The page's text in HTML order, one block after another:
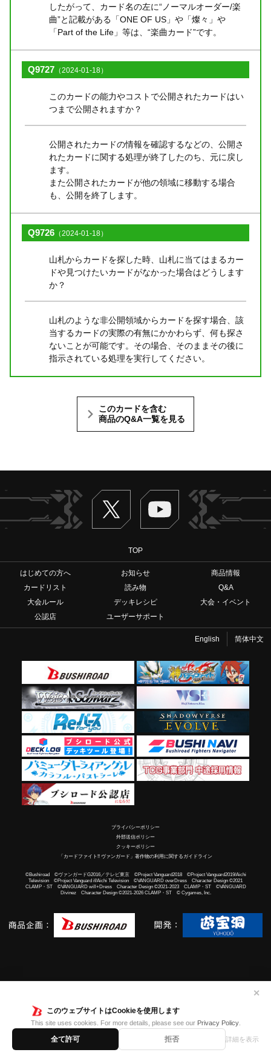
このウェブサイトはCookieを使用します
This site uses cookies. For more details, please see our Privacy Policy.
全て許可 拒否 詳細を表示
✕
したがって、カード名の左に“ノーマルオーダー/楽
曲”と記載がある「ONE OF US」や「燦々」や
「Part of the Life」等は、“楽曲カード”です。
Q9727 （2024-01-18）
このカードの能力やコストで公開されたカードはい
つまで公開されますか？
公開されたカードの情報を確認するなどの、公開さ
れたカードに関する処理が終了したのち、元に戻し
ます。
また公開されたカードが他の領域に移動する場合
も、公開を終了します。
Q9726 （2024-01-18）
山札からカードを探した時、山札に当てはまるカー
ドや見つけたいカードがなかった場合はどうします
か？
山札のような非公開領域からカードを探す場合、該
当するカードの実際の有無にかかわらず、何も探さ
ないことが可能です。その場合、そのままその後に
指示されている処理を実行してください。
このカードを含む
商品のQ&A一覧を見る
Twitter ヴァンガードch
TOP
はじめての方へ お知らせ
商品情報
カードリスト
読み物
Q&A
大会ルール
デッキレシピ
大会・イベント
公認店
ユーザーサポート
English 简体中文
プライバシーポリシー
外部送信ポリシー
クッキーポリシー
「カードファイト!! ヴァンガード」著作物の利用に関するガイドライン
©Bushiroad ©ヴァンガードG2016／テレビ東京 ©Project Vanguard2018 ©Project Vanguard2019/Aichi
Television ©Project Vanguard if/Aichi Television ©VANGUARD overDress Character Design ©2021
CLAMP・ST ©VANGUARD will+Dress Character Design ©2021-2023 CLAMP・ST ©VANGUARD
Divinez Character Design ©2021-2026 CLAMP・ST © Cygames, Inc.